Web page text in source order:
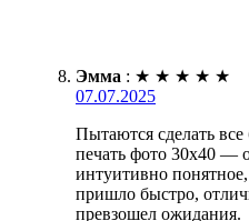
Эмма : ★ ★ ★ ★ ★
07.07.2025
Пытаются сделать все
печать фото 30х40 —
интуитивно
пришло быстро,
превзошел ожидания.